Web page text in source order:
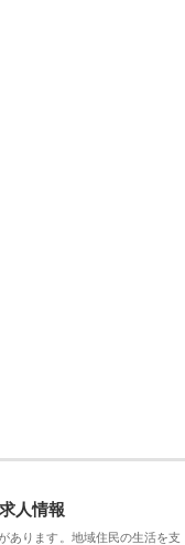
人情報
あります。地域住民の生活を支